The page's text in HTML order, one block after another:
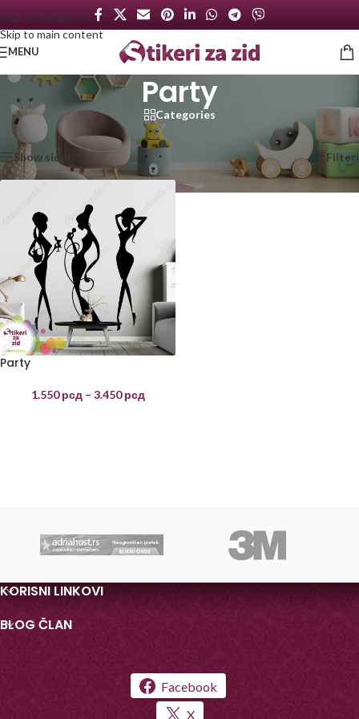
Skip to navigation
Skip to main content
MENU
Party
Categories
Početna
Proizvod označen „Party“ Prikazan jedan rezultat
Show sidebar Filteri
Party
1.550рсд – 3.450рсд
KORISNI LINKOVI
BLOG ČLAN
Facebook
X